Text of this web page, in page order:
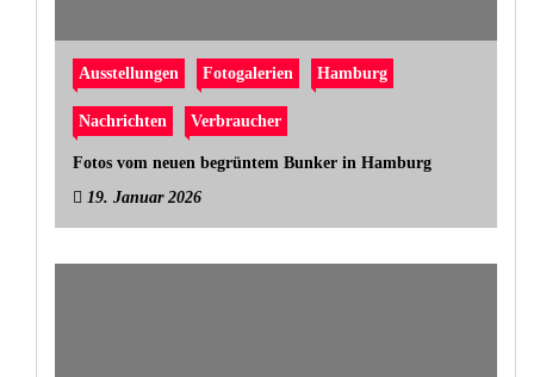
Ausstellungen Fotogalerien Hamburg
Nachrichten Verbraucher
Fotos vom neuen begrüntem Bunker in Hamburg
19. Januar 2026